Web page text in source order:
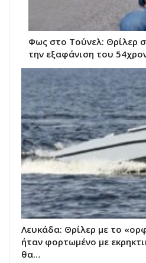
Φως στο Τούνελ: Θρίλερ
την εξαφάνιση του
Λευκάδα: Θρίλερ με το
ήταν φορτωμένο με
θα…